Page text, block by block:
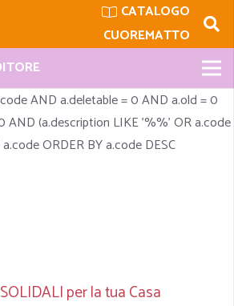
CATALOGO
CUOREMATTO
a.public_title, a.public_desc, a.gift,
pc.id, a.description FROM catalogitem
= c.code AND c.deletable
c.parent_code = '9_AMICI' JOIN article a
AND a.deletable = 0 AND a.old = 0
AND (a.description LIKE '%%' OR a.code
ORDER BY a.code DESC
per la tua Casa